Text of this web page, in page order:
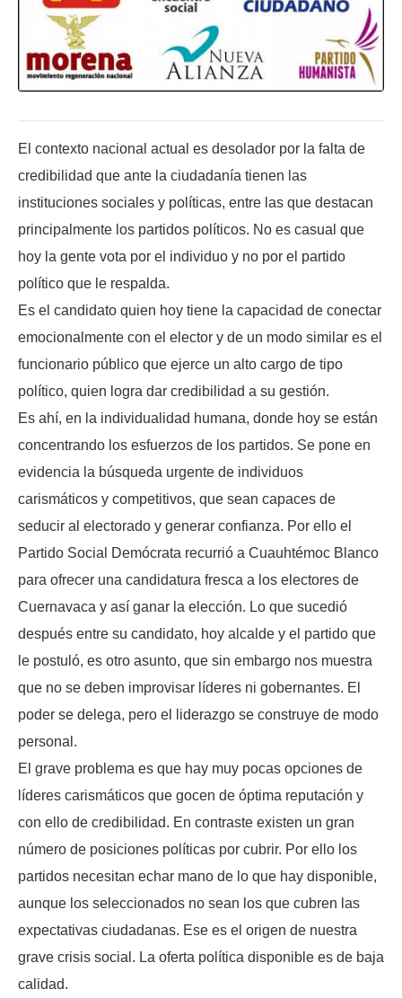
El contexto nacional actual es desolador por la falta de
credibilidad que ante la ciudadanía tienen las
instituciones sociales y políticas, entre las que destacan
principalmente los partidos políticos. No es casual que
hoy la gente vota por el individuo y no por el partido
político que le respalda.
Es el candidato quien hoy tiene la capacidad de conectar
emocionalmente con el elector y de un modo similar es el
funcionario público que ejerce un alto cargo de tipo
político, quien logra dar credibilidad a su gestión.
Es ahí, en la individualidad humana, donde hoy se están
concentrando los esfuerzos de los partidos. Se pone en
evidencia la búsqueda urgente de individuos
carismáticos y competitivos, que sean capaces de
seducir al electorado y generar confianza. Por ello el
Partido Social Demócrata recurrió a Cuauhtémoc Blanco
para ofrecer una candidatura fresca a los electores de
Cuernavaca y así ganar la elección. Lo que sucedió
después entre su candidato, hoy alcalde y el partido que
le postuló, es otro asunto, que sin embargo nos muestra
que no se deben improvisar líderes ni gobernantes. El
poder se delega, pero el liderazgo se construye de modo
personal.
El grave problema es que hay muy pocas opciones de
líderes carismáticos que gocen de óptima reputación y
con ello de credibilidad. En contraste existen un gran
número de posiciones políticas por cubrir. Por ello los
partidos necesitan echar mano de lo que hay disponible,
aunque los seleccionados no sean los que cubren las
expectativas ciudadanas. Ese es el origen de nuestra
grave crisis social. La oferta política disponible es de baja
calidad.